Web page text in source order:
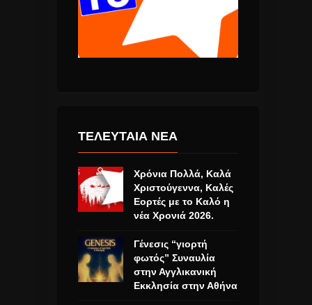
ΤΕΛΕΥΤΑΙΑ ΝΕΑ
Χρόνια Πολλά, Καλά
Χριστούγεννα, Καλές
Εορτές με το Καλό η
νέα Χρονιά 2026.
Γένεσις “γιορτή
φωτός” Συναυλία
στην Αγγλικανική
Εκκλησία στην Αθήνα